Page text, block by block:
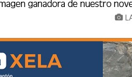
el
miércoles 29 de
en el
continuará su
clasificación a la